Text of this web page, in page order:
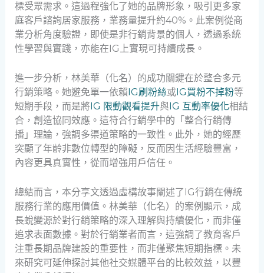
標受眾需求。這過程強化了她的品牌形象，吸引更多家
庭客戶諮詢居家服務，業務量提升約40%。此案例從商
業分析角度驗證，即使是非行銷背景的個人，透過系統
性學習與實踐，亦能在IG上實現可持續成長。
進一步分析，林美華（化名）的成功關鍵在於整合多元
行銷策略。她避免單一依賴IG刷粉絲或IG買粉不掉粉等
短期手段，而是將IG 限動觀看提升與IG 互動率優化相結
合，創造協同效應。這符合行銷學中的「整合行銷傳
播」理論，強調多渠道策略的一致性。此外，她的經歷
突顯了年齡非數位轉型的障礙，反而因生活經驗豐富，
內容更具真實性，從而增強用戶信任。
總結而言，本分享文透過虛構故事闡述了IG行銷在傳統
服務行業的應用價值。林美華（化名）的案例顯示，成
長蛻變源於對行銷策略的深入理解與持續優化，而非僅
追求表面數據。對於行銷業者而言，這強調了教育客戶
注重長期品牌建設的重要性，而非僅聚焦短期指標。未
來研究可延伸探討其他社交媒體平台的比較效益，以豐